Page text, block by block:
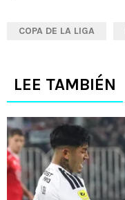
COPA DE LA LIGA
LEE TAMBIÉN